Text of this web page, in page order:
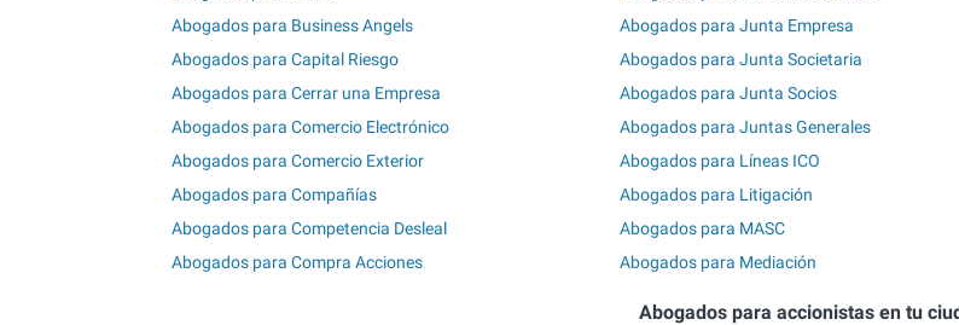
Abogados para Business Angels
Abogados para Capital Riesgo
Abogados para Cerrar una Empresa
Abogados para Comercio Electrónico
Abogados para Comercio Exterior
Abogados para Compañías
Abogados para Competencia Desleal
Abogados para Compra Acciones
Abogados para Junta Empresa
Abogados para Junta Societaria
Abogados para Junta Socios
Abogados para Juntas Generales
Abogados para Líneas ICO
Abogados para Litigación
Abogados para MASC
Abogados para Mediación
Abogados para accionistas en tu